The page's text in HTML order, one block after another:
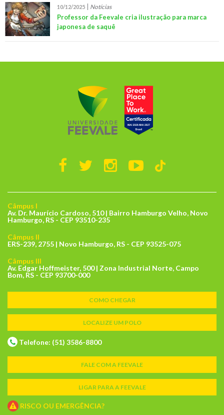
10/12/2025 Notícias
Professor da Feevale cria ilustração para marca
japonesa de saquê
Câmpus I
Av. Dr. Maurício Cardoso, 510 | Bairro Hamburgo Velho, Novo
Hamburgo, RS - CEP 93510-235
Câmpus II
ERS-239, 2755 | Novo Hamburgo, RS - CEP 93525-075
Câmpus III
Av. Edgar Hoffmeister, 500 | Zona Industrial Norte, Campo
Bom, RS - CEP 93700-000
COMO CHEGAR
LOCALIZE UM POLO
Telefone: (51) 3586-8800
FALE COM A FEEVALE
LIGAR PARA A FEEVALE
RISCO OU EMERGÊNCIA?